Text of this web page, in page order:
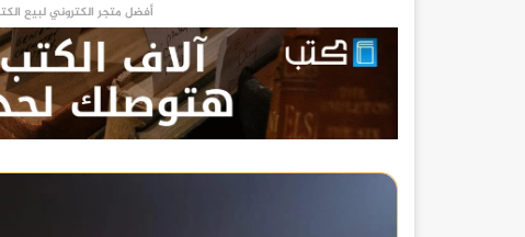
أفضل متجر الكتروني لبيع